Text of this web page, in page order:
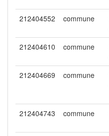
212404552 commune
212404610 commune
212404669 commune
212404743 commune